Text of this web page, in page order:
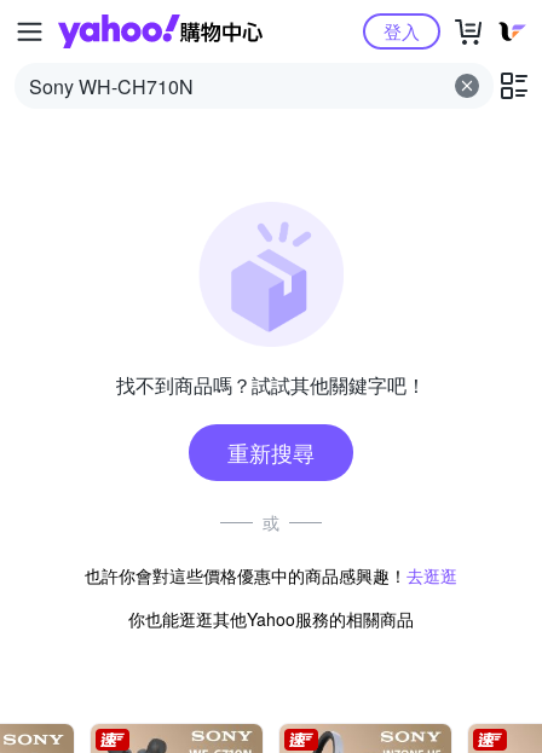
Yahoo購物中心登入
找不到商品嗎？試試其他關鍵字吧！
重新搜尋
或
也許你會對這些價格優惠中的商品感興趣！ 去逛逛
你也能逛逛其他Yahoo服務的相關商品